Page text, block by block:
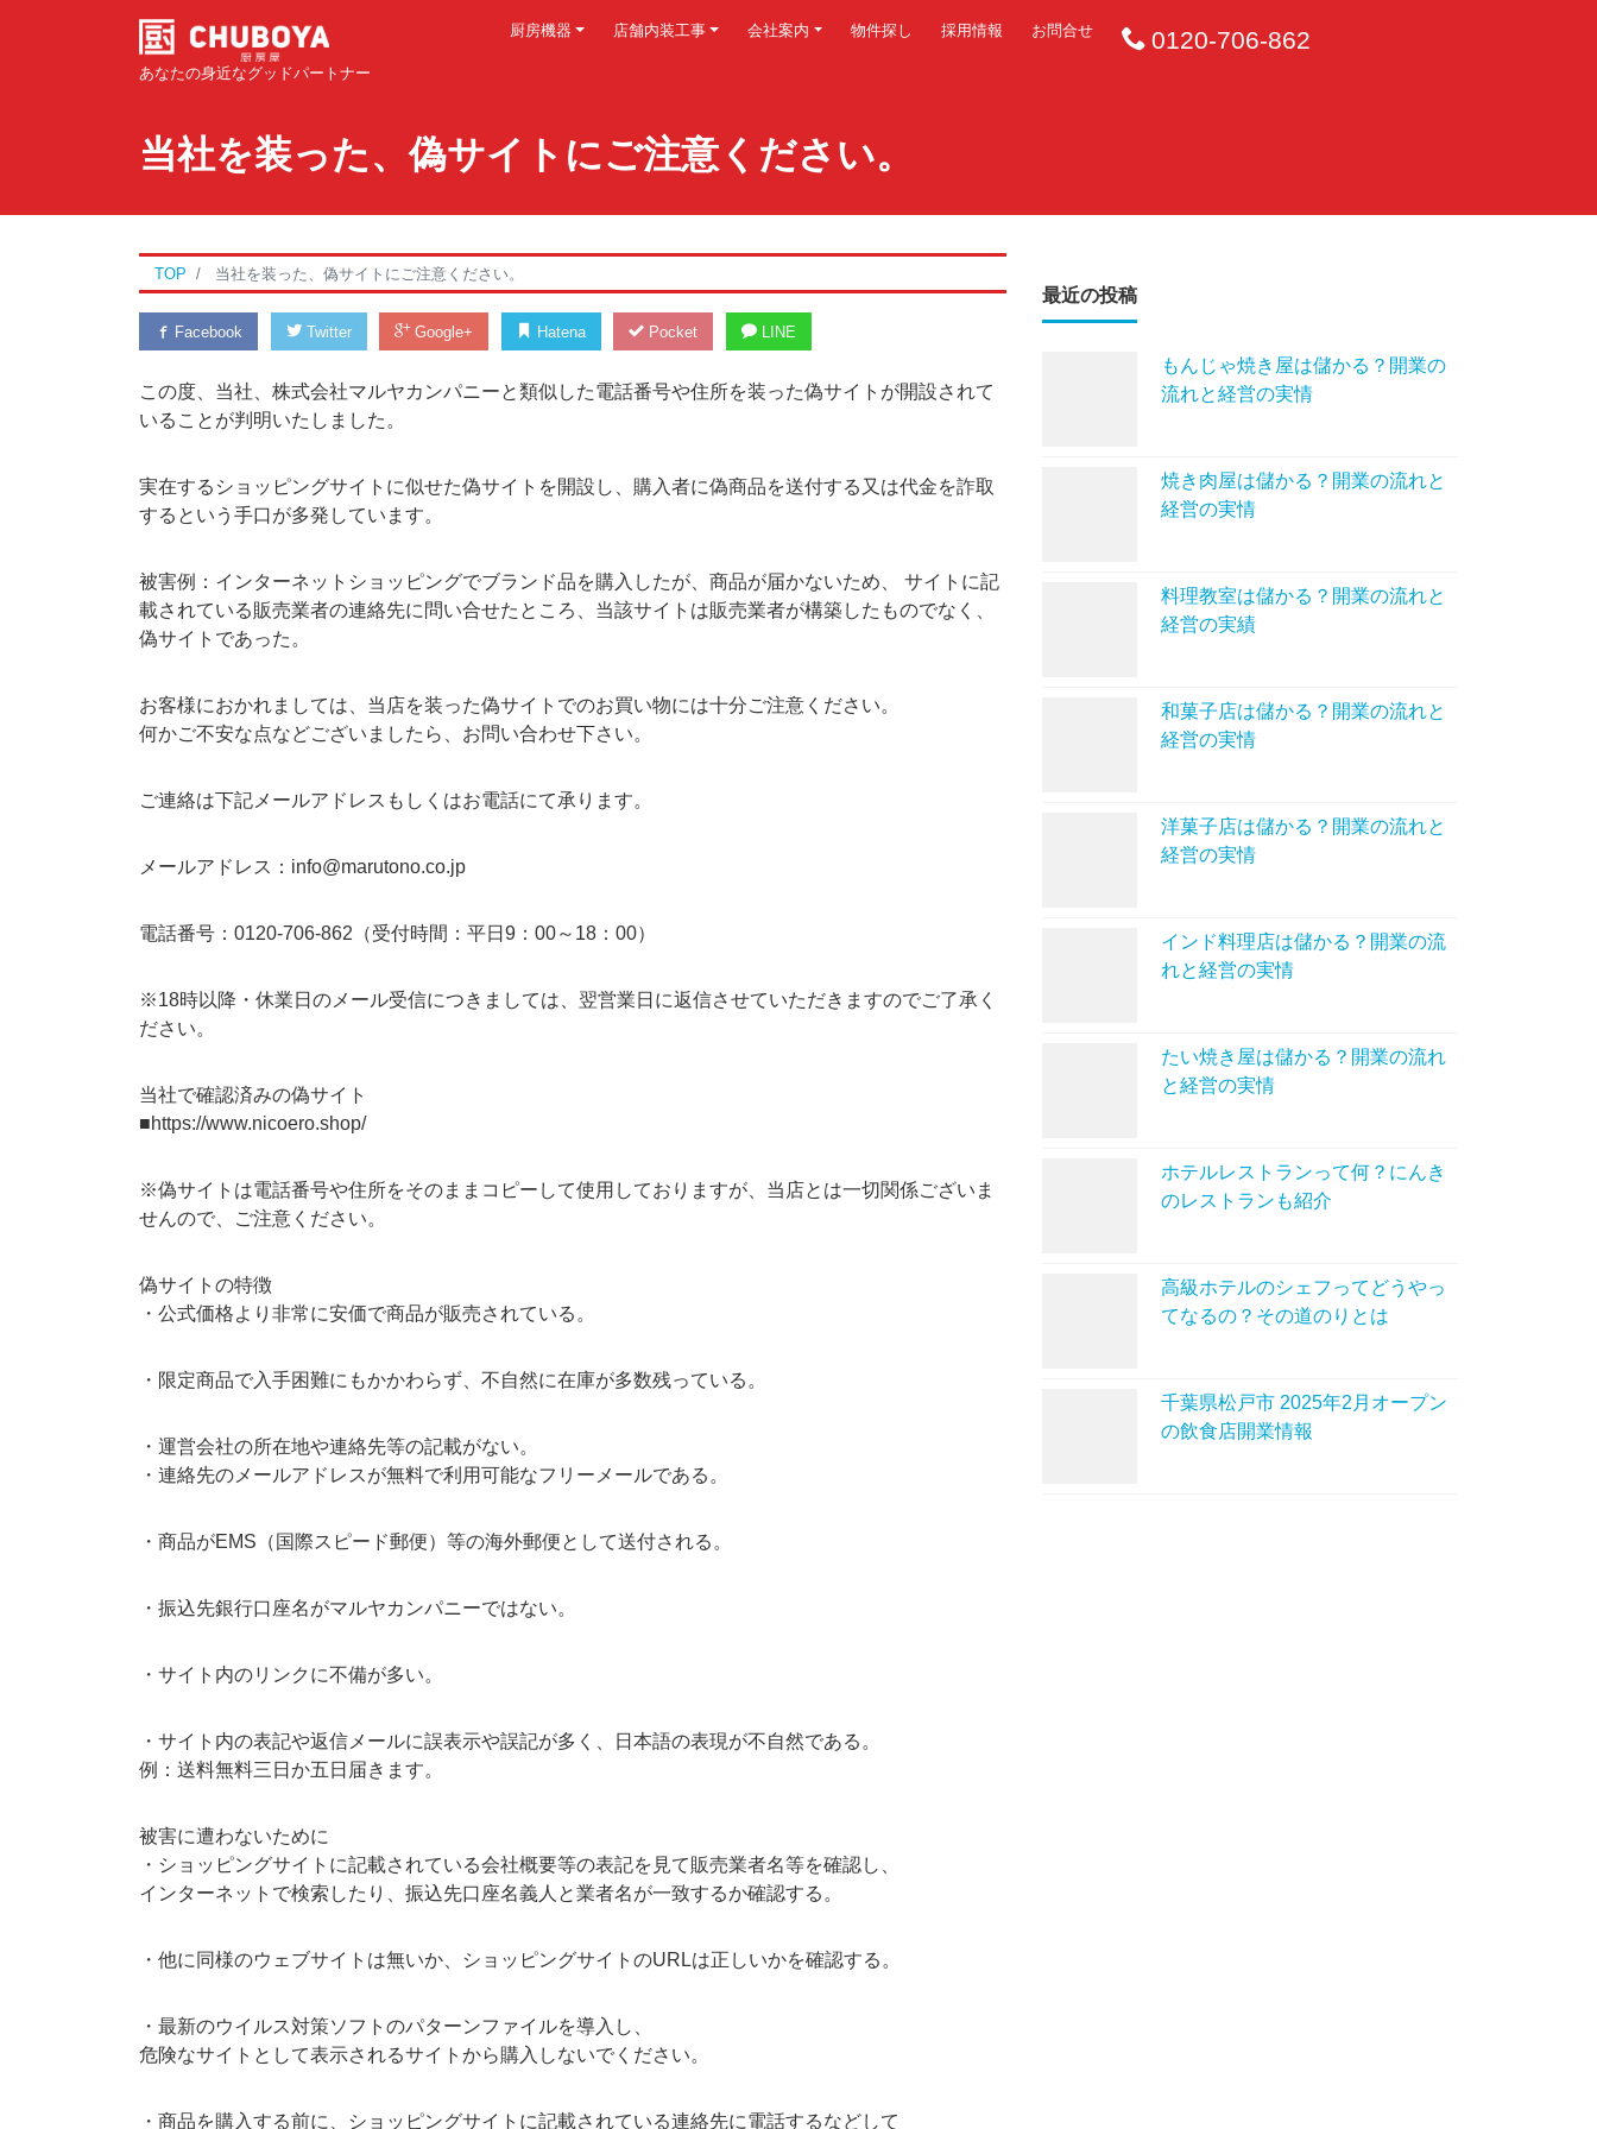
あなたの身近なグッドパートナー
厨房機器 店舗内装工事 会社案内 物件探し 採用情報 お問合せ 0120-706-862
当社を装った、偽サイトにご注意ください。
TOP 当社を装った、偽サイトにご注意ください。
Facebook Twitter Google+ Hatena Pocket LINE
この度、当社、株式会社マルヤカンパニーと類似した電話番号や住所を装った偽サイトが開設されて
いることが判明いたしました。
実在するショッピングサイトに似せた偽サイトを開設し、購入者に偽商品を送付する又は代金を詐取
するという手口が多発しています。
被害例：インターネットショッピングでブランド品を購入したが、商品が届かないため、 サイトに記
載されている販売業者の連絡先に問い合せたところ、当該サイトは販売業者が構築したものでなく、
偽サイトであった。
お客様におかれましては、当店を装った偽サイトでのお買い物には十分ご注意ください。
何かご不安な点などございましたら、お問い合わせ下さい。
ご連絡は下記メールアドレスもしくはお電話にて承ります。
メールアドレス：info@marutono.co.jp
電話番号：0120-706-862（受付時間：平日9：00～18：00）
※18時以降・休業日のメール受信につきましては、翌営業日に返信させていただきますのでご了承く
ださい。
当社で確認済みの偽サイト
■https://www.nicoero.shop/
※偽サイトは電話番号や住所をそのままコピーして使用しておりますが、当店とは一切関係ございま
せんので、ご注意ください。
偽サイトの特徴
・公式価格より非常に安価で商品が販売されている。
・限定商品で入手困難にもかかわらず、不自然に在庫が多数残っている。
・運営会社の所在地や連絡先等の記載がない。
・連絡先のメールアドレスが無料で利用可能なフリーメールである。
・商品がEMS（国際スピード郵便）等の海外郵便として送付される。
・振込先銀行口座名がマルヤカンパニーではない。
・サイト内のリンクに不備が多い。
・サイト内の表記や返信メールに誤表示や誤記が多く、日本語の表現が不自然である。
例：送料無料三日か五日届きます。
被害に遭わないために
・ショッピングサイトに記載されている会社概要等の表記を見て販売業者名等を確認し、
インターネットで検索したり、振込先口座名義人と業者名が一致するか確認する。
・他に同様のウェブサイトは無いか、ショッピングサイトのURLは正しいかを確認する。
・最新のウイルス対策ソフトのパターンファイルを導入し、
危険なサイトとして表示されるサイトから購入しないでください。
・商品を購入する前に、ショッピングサイトに記載されている連絡先に電話するなどして
最近の投稿
もんじゃ焼き屋は儲かる？開業の
流れと経営の実情
焼き肉屋は儲かる？開業の流れと
経営の実情
料理教室は儲かる？開業の流れと
経営の実績
和菓子店は儲かる？開業の流れと
経営の実情
洋菓子店は儲かる？開業の流れと
経営の実情
インド料理店は儲かる？開業の流
れと経営の実情
たい焼き屋は儲かる？開業の流れ
と経営の実情
ホテルレストランって何？にんき
のレストランも紹介
高級ホテルのシェフってどうやっ
てなるの？その道のりとは
千葉県松戸市 2025年2月オープン
の飲食店開業情報